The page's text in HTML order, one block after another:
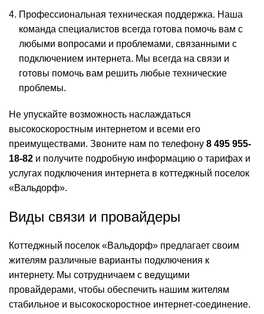
Профессиональная техническая поддержка. Наша
команда специалистов всегда готова помочь вам с
любыми вопросами и проблемами, связанными с
подключением интернета. Мы всегда на связи и
готовы помочь вам решить любые технические
проблемы.
Не упускайте возможность наслаждаться
высокоскоростным интернетом и всеми его
преимуществами. Звоните нам по телефону 8 495 955-
18-82 и получите подробную информацию о тарифах и
услугах подключения интернета в коттеджный поселок
«Вальдорф».
Виды связи и провайдеры
Коттеджный поселок «Вальдорф» предлагает своим
жителям различные варианты подключения к
интернету. Мы сотрудничаем с ведущими
провайдерами, чтобы обеспечить нашим жителям
стабильное и высокоскоростное интернет-соединение.